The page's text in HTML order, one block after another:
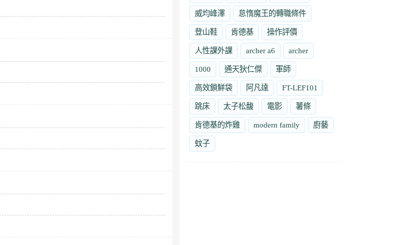
威均峰澤 怠惰魔王的轉職條件
登山鞋 肯德基 操作評價
人性課外課 archer a6 archer
1000 通天狄仁傑 軍師
高效鎖鮮袋 阿凡達 FT-LEF101
跳床 太子松馥 電影 薯條
肯德基的炸雞 modern family 廚藝
蚊子